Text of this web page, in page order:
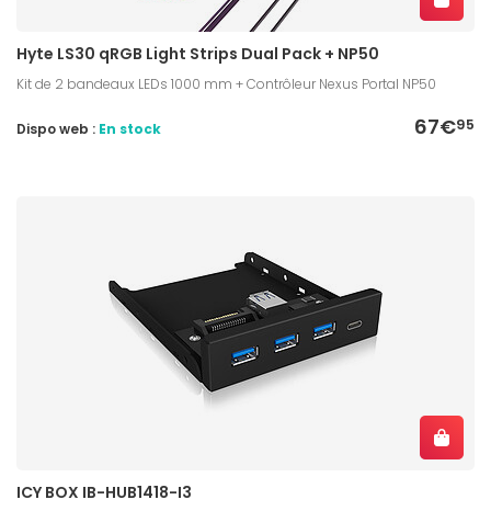
Hyte LS30 qRGB Light Strips Dual Pack + NP50
Kit de 2 bandeaux LEDs 1000 mm + Contrôleur Nexus Portal NP50
67€95
Dispo web : En stock
ICY BOX IB-HUB1418-I3